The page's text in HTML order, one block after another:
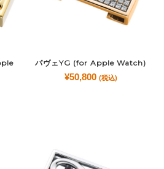
パヴェYG (for Apple Watch)
¥50,800 (税込)